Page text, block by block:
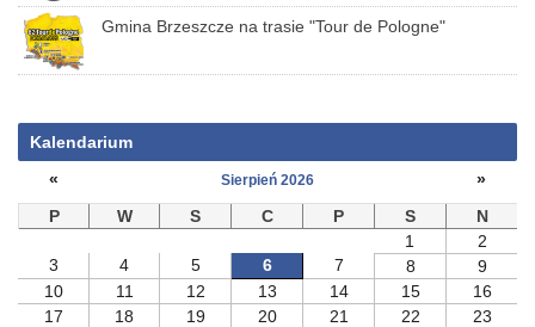
Gmina Brzeszcze na trasie "Tour de Pologne"
Kalendarium
«
Sierpień 2026
»
P
W S C P S
N
1
2
3
4 5 6 7 8
9
10
11 12 13 14 15
16
17
18 19 20 21 22
23